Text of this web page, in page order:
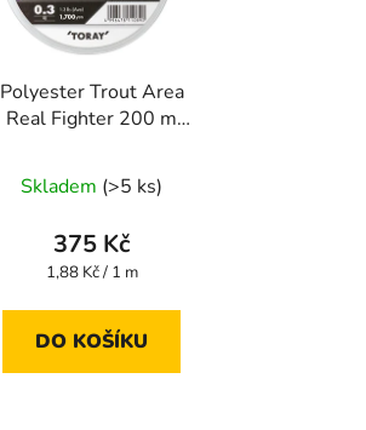
Polyester Trout Area
Real Fighter 200 m
Skladem (>5 ks)
375 Kč
Měrná
1,88 Kč / 1 m
DO KOŠÍKU